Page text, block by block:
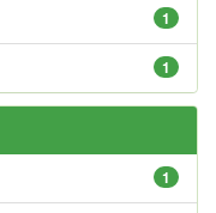
1
1
1